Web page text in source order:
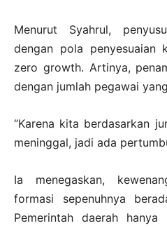
Menurut Syahrul,
dengan pola penyesuaian
zero growth. Artinya,
dengan jumlah pegawai
“Karena kita berdasarkan
meninggal, jadi ada
Ia menegaskan,
formasi sepenuhnya
Pemerintah daerah hanya